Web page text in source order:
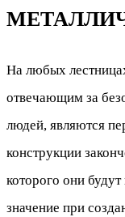
На любых
отвечающим за
людей, являются
конструкции
которого они
значение при